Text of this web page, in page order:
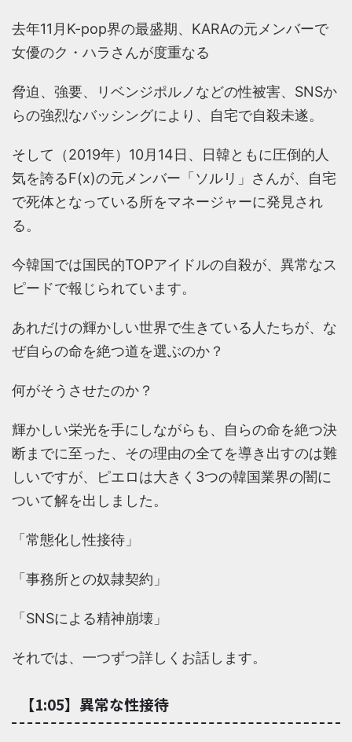
去年11月K-pop界の最盛期、KARAの元メンバーで
女優のク・ハラさんが度重なる
脅迫、強要、リベンジポルノなどの性被害、SNSか
らの強烈なバッシングにより、自宅で自殺未遂。
そして（2019年）10月14日、日韓ともに圧倒的人
気を誇るF(x)の元メンバー「ソルリ」さんが、自宅
で死体となっている所をマネージャーに発見され
る。
今韓国では国民的TOPアイドルの自殺が、異常なス
ピードで報じられています。
あれだけの輝かしい世界で生きている人たちが、な
ぜ自らの命を絶つ道を選ぶのか？
何がそうさせたのか？
輝かしい栄光を手にしながらも、自らの命を絶つ決
断までに至った、その理由の全てを導き出すのは難
しいですが、ピエロは大きく3つの韓国業界の闇に
ついて解を出しました。
「常態化し性接待」
「事務所との奴隷契約」
「SNSによる精神崩壊」
それでは、一つずつ詳しくお話します。
【1:05】異常な性接待